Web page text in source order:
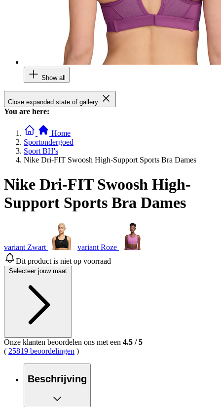
Show all
Close expanded state of gallery
You are here:
Home
Sportondergoed
Sport BH's
Nike Dri-FIT Swoosh High-Support Sports Bra Dames
Nike Dri-FIT Swoosh High-
Support Sports Bra Dames
variant Zwart
variant Roze
Dit product is niet op voorraad
Selecteer jouw maat
Onze klanten beoordelen ons met een 4.5 /5
( 25819 beoordelingen )
Beschrijving